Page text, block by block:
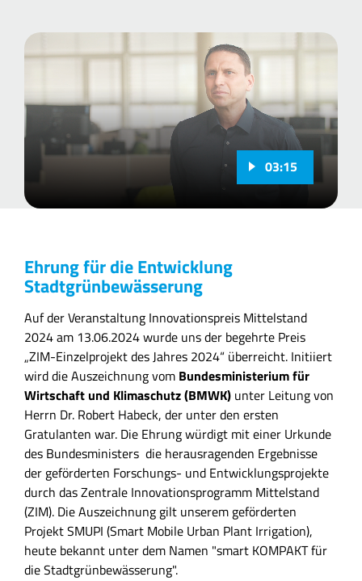
03:15
Ehrung für die Entwicklung
Stadtgrünbewässerung
Auf der Veranstaltung Innovationspreis Mittelstand
2024 am 13.06.2024 wurde uns der begehrte Preis
„ZIM-Einzelprojekt des Jahres 2024“ überreicht. Initiiert
wird die Auszeichnung vom Bundesministerium für
Wirtschaft und Klimaschutz (BMWK) unter Leitung von
Herrn Dr. Robert Habeck, der unter den ersten
Gratulanten war. Die Ehrung würdigt mit einer Urkunde
des Bundesministers die herausragenden Ergebnisse
der geförderten Forschungs- und Entwicklungsprojekte
durch das Zentrale Innovationsprogramm Mittelstand
(ZIM). Die Auszeichnung gilt unserem geförderten
Projekt SMUPI (Smart Mobile Urban Plant Irrigation),
heute bekannt unter dem Namen "smart KOMPAKT für
die Stadtgrünbewässerung".